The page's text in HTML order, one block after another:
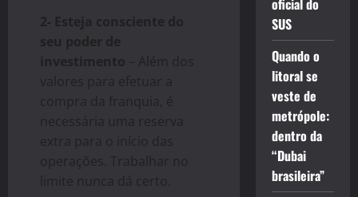
2- Esteja consciente do
seu poder de
investimento – Além dos
valores para efetuar a
compra da franquia , é
necessária uma reserva
extra para o início das
operações. Trabalhar no
limite nunca dá certo.
oficial do
SUS
Quando o
litoral se
veste de
metrópole:
dentro da
“Dubai
brasileira”